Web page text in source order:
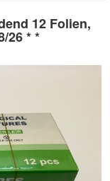
12 Folien,
26 * *